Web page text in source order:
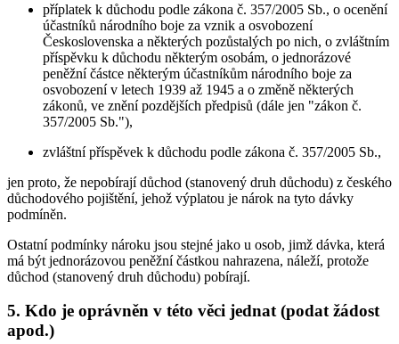
příplatek k důchodu podle zákona č. 357/2005 Sb., o ocenění
účastníků národního boje za vznik a osvobození
Československa a některých pozůstalých po nich, o zvláštním
příspěvku k důchodu některým osobám, o jednorázové
peněžní částce některým účastníkům národního boje za
osvobození v letech 1939 až 1945 a o změně některých
zákonů, ve znění pozdějších předpisů (dále jen "zákon č.
357/2005 Sb."),
zvláštní příspěvek k důchodu podle zákona č. 357/2005 Sb.,
jen proto, že nepobírají důchod (stanovený druh důchodu) z českého
důchodového pojištění, jehož výplatou je nárok na tyto dávky
podmíněn.
Ostatní podmínky nároku jsou stejné jako u osob, jimž dávka, která
má být jednorázovou peněžní částkou nahrazena, náleží, protože
důchod (stanovený druh důchodu) pobírají.
5. Kdo je oprávněn v této věci jednat (podat žádost
apod.)